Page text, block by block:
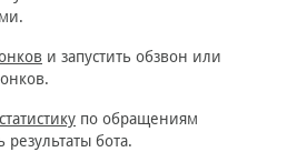
и запустить обзвон или
по обращениям
бота.